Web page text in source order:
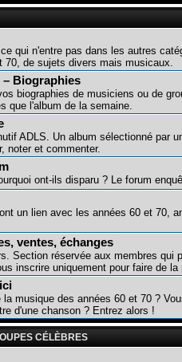
qui n'entre pas dans les autres
70, de sujets divers mais musicaux.
– Biographies
biographies de musiciens ou de
que l'album de la semaine.
ADLS. Un album sélectionné par
noter et commenter.
ont-ils disparu ? Le forum
un lien avec les années 60 et 70,
ventes, échanges
Section réservée aux membres qui
inscrire uniquement pour faire de la
musique des années 60 et 70 ?
d'une chanson ? Entrez alors !
CÉLÈBRES